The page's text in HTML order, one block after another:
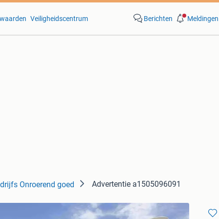
Veiligheidscentrum Berichten Meldingen
Onroerend goed Advertentie a1505096091